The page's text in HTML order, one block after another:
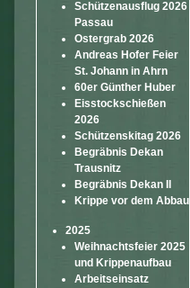
Schützenausflug 2026
Passau
Ostergrab 2026
Andreas Hofer Feier
St. Johann in Ahrn
60er Günther Huber
Eisstockschießen
2026
Schützenskitag 2026
Begräbnis Dekan
Trausnitz
Begräbnis Dekan II
Krippe vor dem Abbau
2025
Weihnachtsfeier 2025
und Krippenaufbau
Arbeitseinsatz